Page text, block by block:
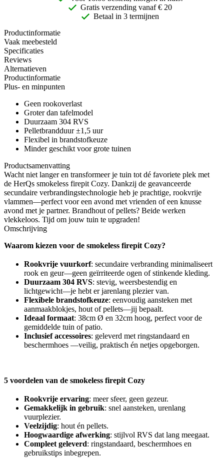
Gratis verzending vanaf € 20
Betaal in 3 termijnen
Productinformatie
Vaak meebesteld
Specificaties
Reviews
Alternatieven
Productinformatie
Plus- en minpunten
Geen rookoverlast
Groter dan tafelmodel
Duurzaam 304 RVS
Pelletbrandduur ±1,5 uur
Flexibel in brandstofkeuze
Minder geschikt voor grote tuinen
Productsamenvatting
Wacht niet langer en transformeer je tuin tot dé favoriete plek met
de HerQs smokeless firepit Cozy. Dankzij de geavanceerde
secundaire verbrandingstechnologie heb je prachtige, rookvrije
vlammen—perfect voor een avond met vrienden of een knusse
avond met je partner. Brandhout of pellets? Beide werken
vlekkeloos. Tijd om jouw tuin te upgraden!
Omschrijving
Waarom kiezen voor de smokeless firepit Cozy?
Rookvrije vuurkorf: secundaire verbranding minimaliseert
rook en geur—geen geïrriteerde ogen of stinkende kleding.
Duurzaam 304 RVS: stevig, weersbestendig en
lichtgewicht—je hebt er jarenlang plezier van.
Flexibele brandstofkeuze: eenvoudig aansteken met
aanmaakblokjes, hout of pellets—jij bepaalt.
Ideaal formaat: 38cm Ø en 32cm hoog, perfect voor de
gemiddelde tuin of patio.
Inclusief accessoires: geleverd met ringstandaard en
beschermhoes —veilig, praktisch én netjes opgeborgen.
5 voordelen van de smokeless firepit Cozy
Rookvrije ervaring: meer sfeer, geen gezeur.
Gemakkelijk in gebruik: snel aansteken, urenlang
vuurplezier.
Veelzijdig: hout én pellets.
Hoogwaardige afwerking: stijlvol RVS dat lang meegaat.
Compleet geleverd: ringstandaard, beschermhoes en
gebruikstips inbegrepen.